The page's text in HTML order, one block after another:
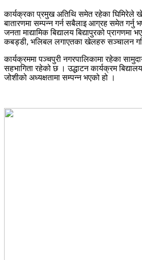
कार्यक्रका प्रमुख अतिथि समेत रहेका घिमिरेले
बातारणमा सम्पन्न गर्न सबैलाइ आग्रह समेत गर्नु
जनता माद्यामिक बिद्यालय बिद्यापुरको
कबड्डी, भलिबल लगाएतका खेलहरु सञ्चालन
कार्यक्रममा पञ्चपुरी नगरपालिकामा रहेका
सहभागिता रहेको छ । उद्धाटन कार्यक्रम
जोशीको अध्यक्षतामा सम्पन्न भएको हो ।